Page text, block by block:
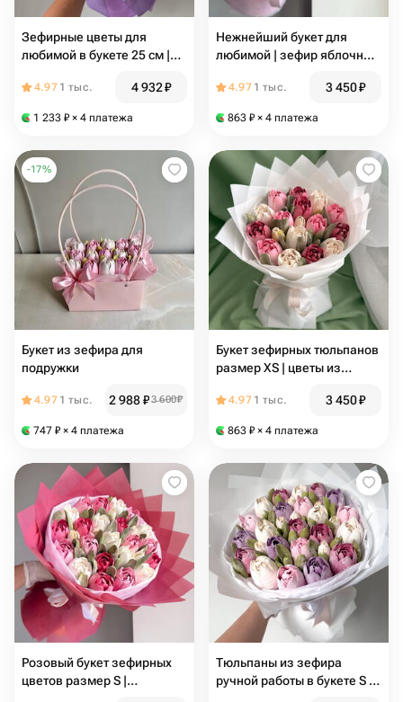
Зефирные цветы для
любимой в букете 25 см |
4.97 1 тыс. 4 932₽
1 233 ₽ × 4 платежа
Нежнейший букет для
любимой | зефир яблочный
4.97 1 тыс. 3 450₽
863 ₽ × 4 платежа
-17%
Букет из зефира для
подружки
4.97 1 тыс. 2 988₽3 600₽
747 ₽ × 4 платежа
Букет зефирных тюльпанов
размер XS | цветы из
подарок
4.97 1 тыс. 3 450₽
863 ₽ × 4 платежа
Розовый букет зефирных
цветов размер S |
Тюльпаны из зефира
ручной работы в букете S |